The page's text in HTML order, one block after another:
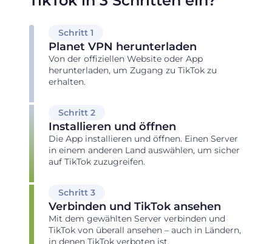
Schritt 1
Planet VPN herunterladen
Von der offiziellen Website oder App
herunterladen, um Zugang zu TikTok zu
erhalten.
Schritt 2
Installieren und öffnen
Die App installieren und öffnen. Einen Server
in einem anderen Land auswählen, um sicher
auf TikTok zuzugreifen.
Schritt 3
Verbinden und TikTok ansehen
Mit dem gewählten Server verbinden und
TikTok von überall ansehen – auch in Ländern,
in denen TikTok verboten ist.